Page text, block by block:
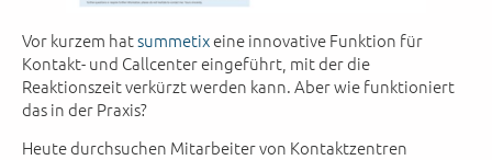
Vor kurzem hatsummetixeine innovative Funktion für
Kontakt- und Callcenter eingeführt, mit der die
Reaktionszeit verkürzt werden kann. Aber wie funktioniert
das in der Praxis?
Heute durchsuchen Mitarbeiter von Kontaktzentren